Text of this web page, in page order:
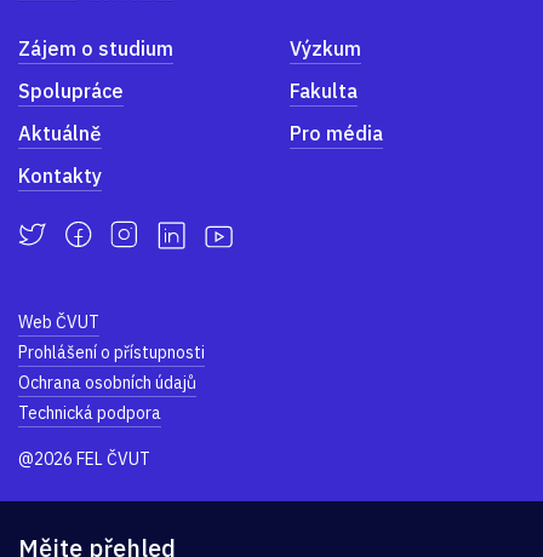
Zájem o studium
Výzkum
Spolupráce
Fakulta
Aktuálně
Pro média
Kontakty
Web ČVUT
Prohlášení o přístupnosti
Ochrana osobních údajů
Technická podpora
@2026 FEL ČVUT
Mějte přehled